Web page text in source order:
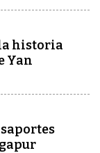
historia
Yan